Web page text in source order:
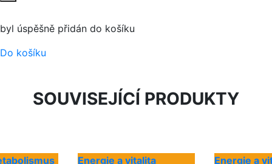
byl úspěšně přidán do košíku
Do košíku
SOUVISEJÍCÍ PRODUKTY
Energie a vitalita Energie a